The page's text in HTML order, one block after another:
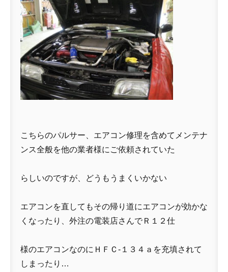
こちらのパルサー、エアコン修理を含めてメンテナ
ンス全般を他の業者様にご依頼されていた
らしいのですが、どうもうまくいかない
エアコンを直してもその帰り道にエアコンが効かな
くなったり、外注の電装店さんでＲ１２仕
様のエアコンなのにＨＦＣ-１３４ａを充填されて
しまったり…